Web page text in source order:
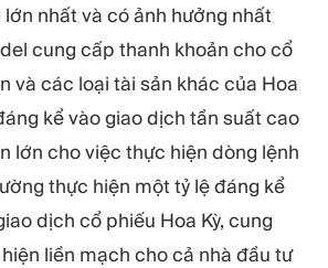
nhất và có ảnh hưởng nhất
cung cấp thanh khoản cho cổ
và các loại tài sản khác của Hoa
kể vào giao dịch tần suất cao
lớn cho việc thực hiện dòng lệnh
thực hiện một tỷ lệ đáng kể
dịch cổ phiếu Hoa Kỳ, cung
liền mạch cho cả nhà đầu tư